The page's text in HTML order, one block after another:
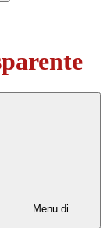
Menu di